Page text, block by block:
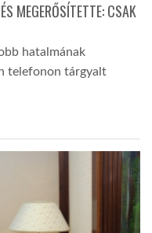
MEGERŐSÍTETTE: CSAK
hatalmának
telefonon tárgyalt